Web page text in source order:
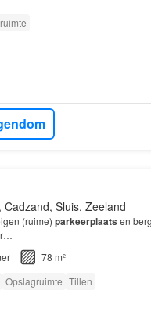
Cadzand, Sluis, Zeeland
(ruime) parkeerplaats en
78 m²
Opslagruimte Tillen